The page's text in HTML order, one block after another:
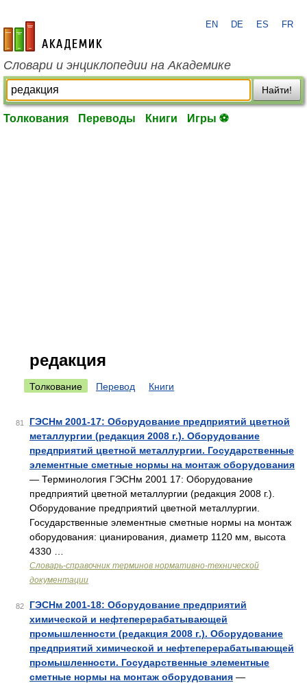
academic.ru
EN DE ES FR
Словари и энциклопедии на Академике
Найти!
Толкования Переводы Книги Игры ⚽
редакция
Толкование Перевод Книги
81
ГЭСНм 2001-17: Оборудование предприятий цветной
металлургии (редакция 2008 г.). Оборудование
предприятий цветной металлургии. Государственные
элементные сметные нормы на монтаж оборудования
— Терминология ГЭСНм 2001 17: Оборудование
предприятий цветной металлургии (редакция 2008 г.).
Оборудование предприятий цветной металлургии.
Государственные элементные сметные нормы на монтаж
оборудования: цианирования, диаметр 1120 мм, высота
4330 …
Словарь-справочник терминов нормативно-технической
документации
82
ГЭСНм 2001-18: Оборудование предприятий
химической и нефтеперерабатывающей
промышленности (редакция 2008 г.). Оборудование
предприятий химической и нефтеперерабатывающей
промышленности. Государственные элементные
сметные нормы на монтаж оборудования —